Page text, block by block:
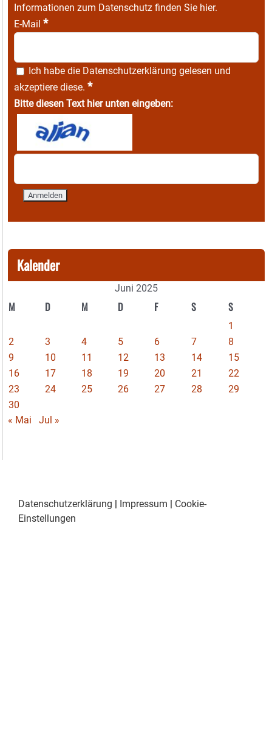
Informationen zum Datenschutz finden Sie hier.
E-Mail *
Ich habe die Datenschutzerklärung gelesen und
akzeptiere diese. *
Bitte diesen Text hier unten eingeben:
Kalender
Juni 2025
M D M D F S S
1
2
3 4 5 6 7
8
9
10 11 12 13 14
15
16
17 18 19 20 21
22
23
24 25 26 27 28
29
30
« Mai
Jul »
Datenschutzerklärung | Impressum | Cookie-
Einstellungen